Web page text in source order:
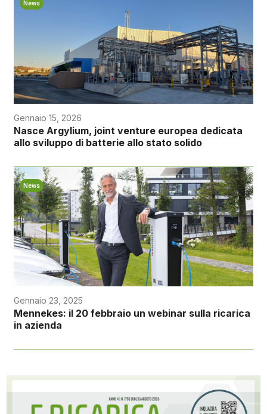
News
Gennaio 15, 2026
Nasce Argylium, joint venture europea dedicata
allo sviluppo di batterie allo stato solido
News
Gennaio 23, 2025
Mennekes: il 20 febbraio un webinar sulla ricarica
in azienda